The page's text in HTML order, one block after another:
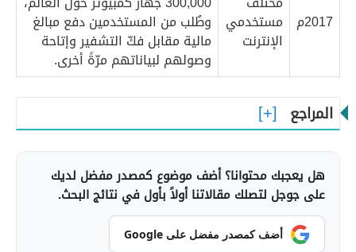
2017م مستخدمي
الإنترنت
وطُلب من المستخدمين دفع مبالغ
مالية مقابل فكّ التشفير وإتاحة
وصولهم لبياناتهم مرّةً أخرى.
المراجع
هل يعجبك محتوانا؟ أضف موضوع كمصدر مفضل لديك
على جوجل لتصلك مقالاتنا أولاً بأول في نتائج البحث.
أضف كمصدر مفضل على Google